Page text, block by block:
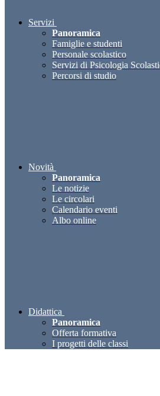
Servizi
Panoramica
Famiglie e studenti
Personale scolastico
Servizi di Psicologia
Percorsi di studio
Novità
Panoramica
Le notizie
Le circolari
Calendario eventi
Albo online
Didattica
Panoramica
Offerta formativa
I progetti delle classi